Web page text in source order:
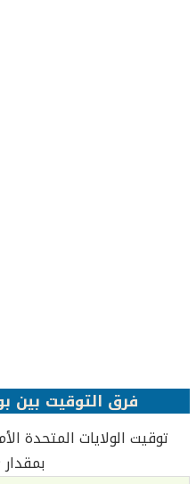
فرق التوقيت بين
توقيت الولايات المتحدة
بمقدار 9 ساعات